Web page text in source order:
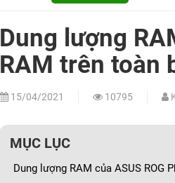
Dung lượng
RAM trên toàn
15/04/2021 10795
MỤC LỤC
Dung lượng RAM của ASUS ROG